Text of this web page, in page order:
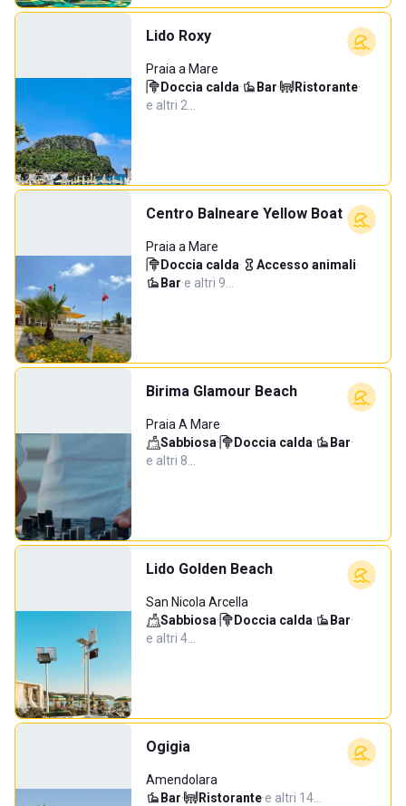
Lido Roxy
Praia a Mare
Doccia calda· Bar· Ristorante·
e altri 2…
Centro Balneare Yellow Boat
Praia a Mare
Doccia calda· Accesso animali·
Bar·e altri 9…
Birima Glamour Beach
Praia A Mare
Sabbiosa· Doccia calda· Bar·
e altri 8…
Lido Golden Beach
San Nicola Arcella
Sabbiosa· Doccia calda· Bar·
e altri 4…
Ogigia
Amendolara
Bar· Ristorante·e altri 14…